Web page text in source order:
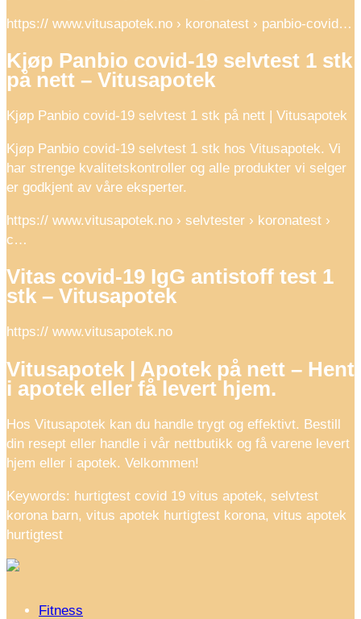
https:// www.vitusapotek.no › koronatest › panbio-covid…
Kjøp Panbio covid-19 selvtest 1 stk
på nett – Vitusapotek
Kjøp Panbio covid-19 selvtest 1 stk på nett | Vitusapotek
Kjøp Panbio covid-19 selvtest 1 stk hos Vitusapotek. Vi
har strenge kvalitetskontroller og alle produkter vi selger
er godkjent av våre eksperter.
https:// www.vitusapotek.no › selvtester › koronatest ›
c…
Vitas covid-19 IgG antistoff test 1
stk – Vitusapotek
https:// www.vitusapotek.no
Vitusapotek | Apotek på nett – Hent
i apotek eller få levert hjem.
Hos Vitusapotek kan du handle trygt og effektivt. Bestill
din resept eller handle i vår nettbutikk og få varene levert
hjem eller i apotek. Velkommen!
Keywords: hurtigtest covid 19 vitus apotek, selvtest
korona barn, vitus apotek hurtigtest korona, vitus apotek
hurtigtest
Fitness